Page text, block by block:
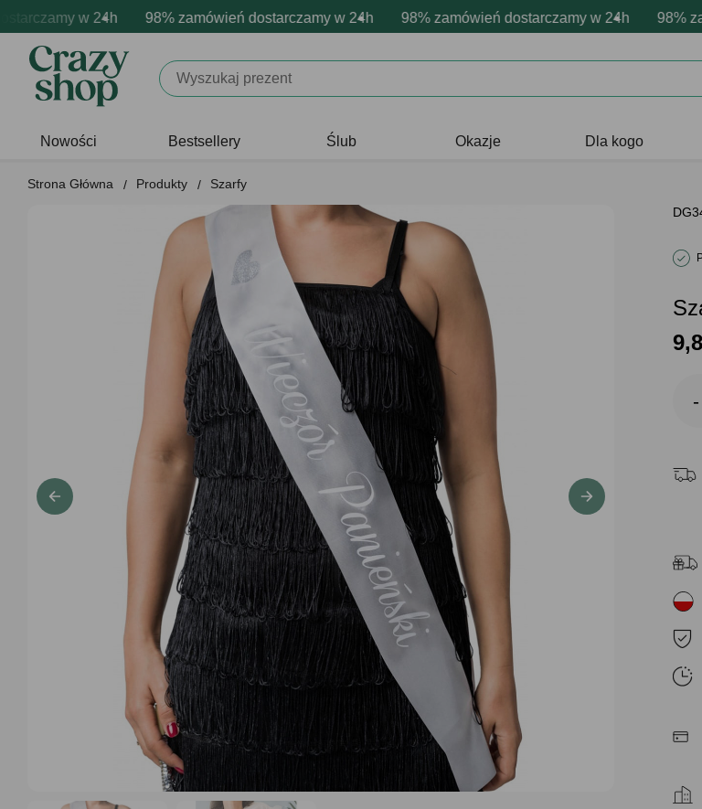
w 24h 98% zamówień dostarczamy w 24h 98% zamówień dostarczamy w 24h 98%
personalizacja produktów Profesjonalna i darmowa personalizacja produktów Profesjonalna i
emocje - zawsze udane prezenty Prezentujemy pozytywne emocje - zawsze udane prezenty
Nowości Bestsellery Ślub Okazje Dla kogo
Strona Główna Produkty
Szarfy
-